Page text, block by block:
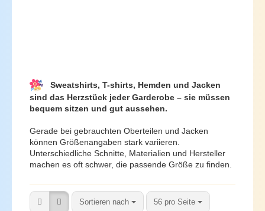
Sweatshirts, T-shirts, Hemden und Jacken
sind das Herzstück jeder Garderobe – sie müssen
bequem sitzen und gut aussehen.
Gerade bei gebrauchten Oberteilen und Jacken
können Größenangaben stark variieren.
Unterschiedliche Schnitte, Materialien und Hersteller
machen es oft schwer, die passende Größe zu finden.
Sortieren nach
Sortieren nach 56 pro Seite
pro Seite